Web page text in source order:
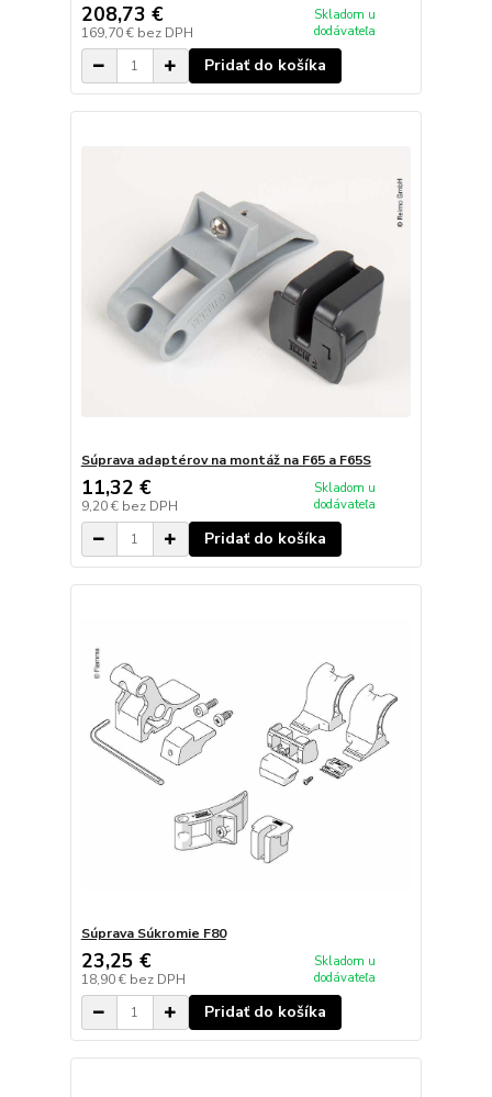
208,73 €
169,70 € bez DPH
Skladom u
dodávateľa
Pridať do košíka
Súprava adaptérov na montáž na F65 a F65S
11,32 €
9,20 € bez DPH
Skladom u
dodávateľa
Pridať do košíka
Súprava Súkromie F80
23,25 €
18,90 € bez DPH
Skladom u
dodávateľa
Pridať do košíka